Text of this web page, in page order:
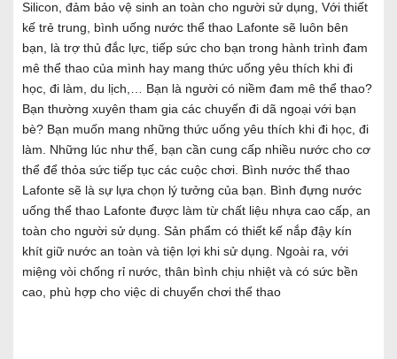
Silicon, đảm bảo vệ sinh an toàn cho người sử dụng, Với thiết
kế trẻ trung, bình uống nước thể thao Lafonte sẽ luôn bên
bạn, là trợ thủ đắc lực, tiếp sức cho bạn trong hành trình đam
mê thể thao của mình hay mang thức uống yêu thích khi đi
học, đi làm, du lịch,… Bạn là người có niềm đam mê thể thao?
Bạn thường xuyên tham gia các chuyến đi dã ngoại với bạn
bè? Bạn muốn mang những thức uống yêu thích khi đi học, đi
làm. Những lúc như thế, bạn cần cung cấp nhiều nước cho cơ
thể để thỏa sức tiếp tục các cuộc chơi. Bình nước thể thao
Lafonte sẽ là sự lựa chọn lý tưởng của bạn. Bình đựng nước
uống thể thao Lafonte được làm từ chất liệu nhựa cao cấp, an
toàn cho người sử dụng. Sản phẩm có thiết kế nắp đậy kín
khít giữ nước an toàn và tiện lợi khi sử dụng. Ngoài ra, với
miệng vòi chống rỉ nước, thân bình chịu nhiệt và có sức bền
cao, phù hợp cho việc di chuyển chơi thể thao